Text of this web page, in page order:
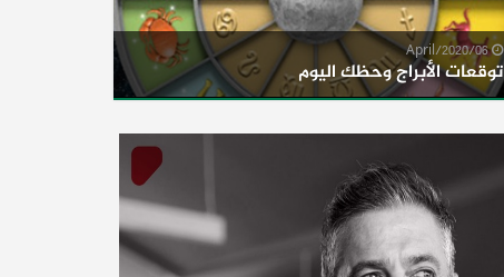
06/April/2020
توقعات الأبراج وحظك اليوم